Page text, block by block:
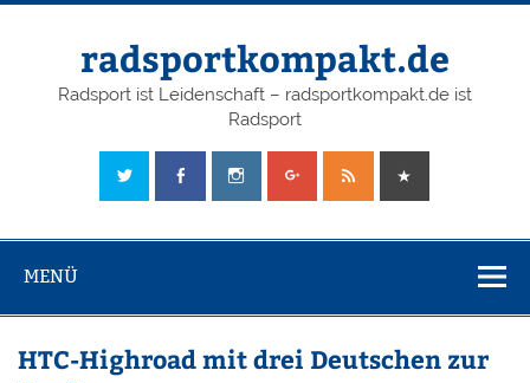
radsportkompakt.de
Radsport ist Leidenschaft – radsportkompakt.de ist
Radsport
MENÜ
HTC-Highroad mit drei Deutschen zur